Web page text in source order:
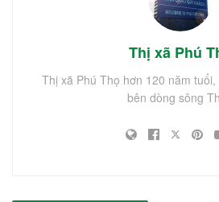
Thị xã Phú
Thị xã Phú Thọ hơn 120 năm
bên dòng sông